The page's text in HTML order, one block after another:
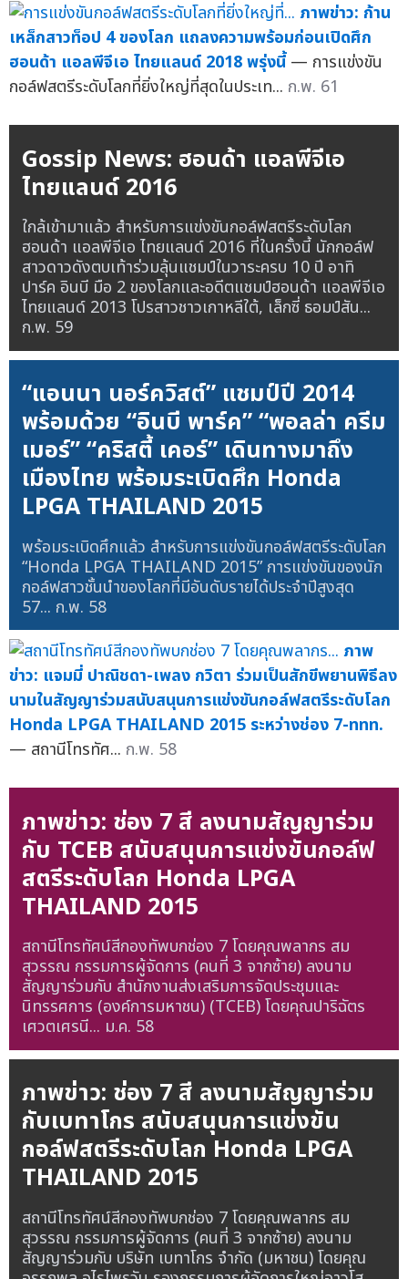
ภาพข่าว: ก้าน
เหล็กสาวท็อป 4 ของโลก แถลงความพร้อมก่อนเปิดศึก
ฮอนด้า แอลพีจีเอ ไทยแลนด์ 2018 พรุ่งนี้ — การแข่งขัน
กอล์ฟสตรีระดับโลกที่ยิ่งใหญ่ที่สุดในประเท... ก.พ. 61
Gossip News: ฮอนด้า แอลพีจีเอ
ไทยแลนด์ 2016
ใกล้เข้ามาแล้ว สำหรับการแข่งขันกอล์ฟสตรีระดับโลก
ฮอนด้า แอลพีจีเอ ไทยแลนด์ 2016 ที่ในครั้งนี้ นักกอล์ฟ
สาวดาวดังตบเท้าร่วมลุ้นแชมป์ในวาระครบ 10 ปี อาทิ
ปาร์ค อินบี มือ 2 ของโลกและอดีตแชมป์ฮอนด้า แอลพีจีเอ
ไทยแลนด์ 2013 โปรสาวชาวเกาหลีใต้, เล็กซี่ ธอมป์สัน...
ก.พ. 59
“แอนนา นอร์ควิสต์” แชมป์ปี 2014
พร้อมด้วย “อินบี พาร์ค” “พอลล่า ครีม
เมอร์” “คริสตี้ เคอร์” เดินทางมาถึง
เมืองไทย พร้อมระเบิดศึก Honda
LPGA THAILAND 2015
พร้อมระเบิดศึกแล้ว สำหรับการแข่งขันกอล์ฟสตรีระดับโลก
“Honda LPGA THAILAND 2015” การแข่งขันของนัก
กอล์ฟสาวชั้นนำของโลกที่มีอันดับรายได้ประจำปีสูงสุด
57... ก.พ. 58
ภาพ
ข่าว: แจมมี่ ปาณิชดา-เพลง กวิตา ร่วมเป็นสักขีพยานพิธีลง
นามในสัญญาร่วมสนับสนุนการแข่งขันกอล์ฟสตรีระดับโลก
Honda LPGA THAILAND 2015 ระหว่างช่อง 7-ททท.
— สถานีโทรทัศ... ก.พ. 58
ภาพข่าว: ช่อง 7 สี ลงนามสัญญาร่วม
กับ TCEB สนับสนุนการแข่งขันกอล์ฟ
สตรีระดับโลก Honda LPGA
THAILAND 2015
สถานีโทรทัศน์สีกองทัพบกช่อง 7 โดยคุณพลากร สม
สุวรรณ กรรมการผู้จัดการ (คนที่ 3 จากซ้าย) ลงนาม
สัญญาร่วมกับ สำนักงานส่งเสริมการจัดประชุมและ
นิทรรศการ (องค์การมหาชน) (TCEB) โดยคุณปาริฉัตร
เศวตเศรนี... ม.ค. 58
ภาพข่าว: ช่อง 7 สี ลงนามสัญญาร่วม
กับเบทาโกร สนับสนุนการแข่งขัน
กอล์ฟสตรีระดับโลก Honda LPGA
THAILAND 2015
สถานีโทรทัศน์สีกองทัพบกช่อง 7 โดยคุณพลากร สม
สุวรรณ กรรมการผู้จัดการ (คนที่ 3 จากซ้าย) ลงนาม
สัญญาร่วมกับ บริษัท เบทาโกร จำกัด (มหาชน) โดยคุณ